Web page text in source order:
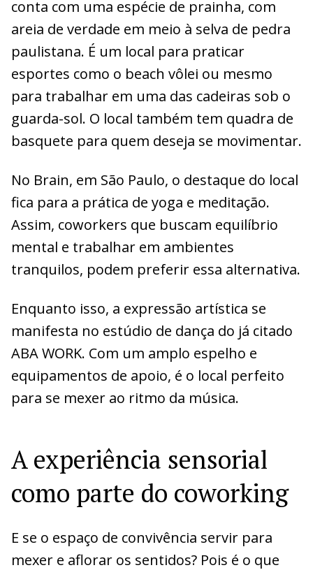
conta com uma espécie de prainha, com
areia de verdade em meio à selva de pedra
paulistana. É um local para praticar
esportes como o beach vôlei ou mesmo
para trabalhar em uma das cadeiras sob o
guarda-sol. O local também tem quadra de
basquete para quem deseja se movimentar.
No Brain, em São Paulo, o destaque do local
fica para a prática de yoga e meditação.
Assim, coworkers que buscam equilíbrio
mental e trabalhar em ambientes
tranquilos, podem preferir essa alternativa.
Enquanto isso, a expressão artística se
manifesta no estúdio de dança do já citado
ABA WORK. Com um amplo espelho e
equipamentos de apoio, é o local perfeito
para se mexer ao ritmo da música.
A experiência sensorial
como parte do coworking
E se o espaço de convivência servir para
mexer e aflorar os sentidos? Pois é o que